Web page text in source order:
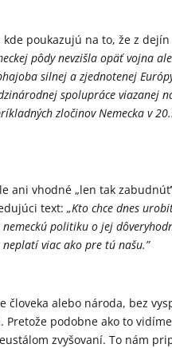
poukazujú na to, že z
pôdy nevzišla opäť vojna
silnej a zjednotenej
spolupráce viazanej
zločinov Nemecka v
ani vhodné „len tak
text:„Kto chce dnes
politiku o jej
viac ako pre tú našu.”
človeka alebo národa, bez
podobne ako to
zvyšovaní. To nám